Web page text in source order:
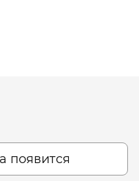
появится